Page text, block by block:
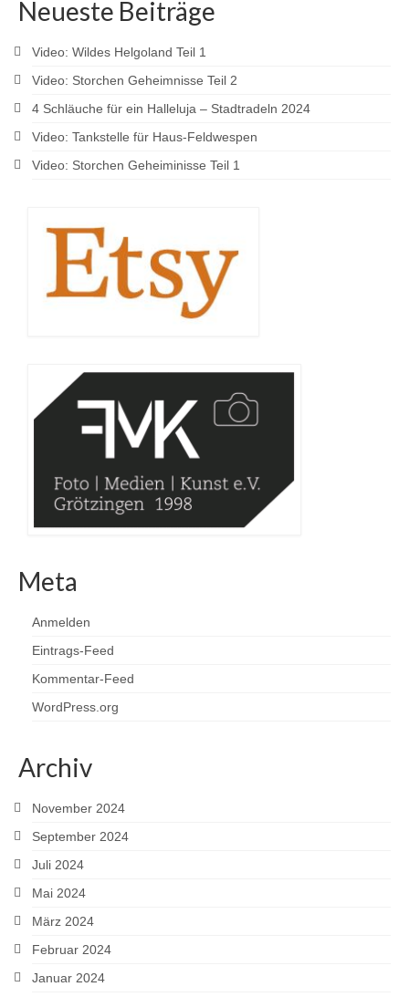
Neueste Beiträge
Video: Wildes Helgoland Teil 1
Video: Storchen Geheimnisse Teil 2
4 Schläuche für ein Halleluja – Stadtradeln 2024
Video: Tankstelle für Haus-Feldwespen
Video: Storchen Geheiminisse Teil 1
Meta
Anmelden
Eintrags-Feed
Kommentar-Feed
WordPress.org
Archiv
November 2024
September 2024
Juli 2024
Mai 2024
März 2024
Februar 2024
Januar 2024